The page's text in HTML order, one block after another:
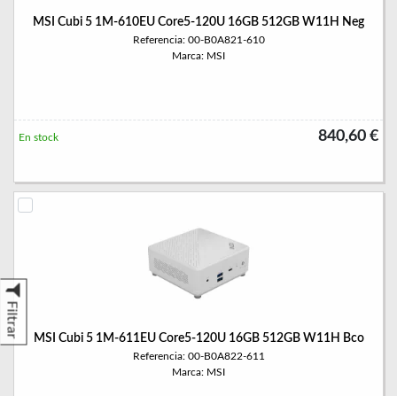
Filtrar
MSI Cubi 5 1M-610EU Core5-120U 16GB 512GB W11H Neg
Referencia: 00-B0A821-610
Marca: MSI
840,60 €
En stock
MSI Cubi 5 1M-611EU Core5-120U 16GB 512GB W11H Bco
Referencia: 00-B0A822-611
Marca: MSI